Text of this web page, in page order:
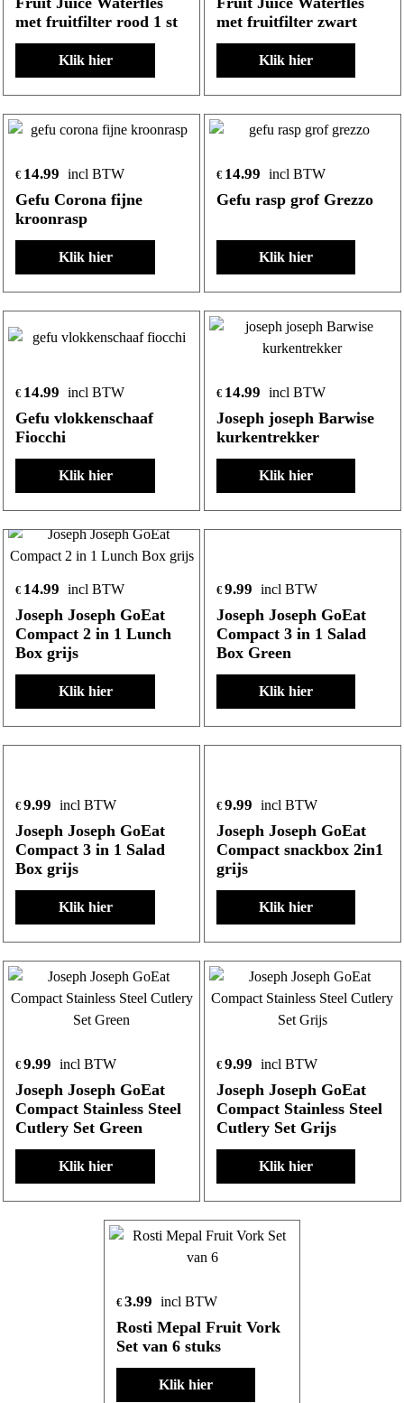
met fruitfilter rood 1 st
Klik hier
met fruitfilter zwart
Klik hier
€ 14.99 incl BTW
Gefu Corona fijne
kroonrasp
Klik hier
€ 14.99 incl BTW
Gefu rasp grof Grezzo
Klik hier
€ 14.99 incl BTW
Gefu vlokkenschaaf
Fiocchi
Klik hier
€ 14.99 incl BTW
Joseph joseph Barwise
kurkentrekker
Klik hier
€ 14.99 incl BTW
Joseph Joseph GoEat
Compact 2 in 1 Lunch
Box grijs
Klik hier
€ 9.99 incl BTW
Joseph Joseph GoEat
Compact 3 in 1 Salad
Box Green
Klik hier
€ 9.99 incl BTW
Joseph Joseph GoEat
Compact 3 in 1 Salad
Box grijs
Klik hier
€ 9.99 incl BTW
Joseph Joseph GoEat
Compact snackbox 2in1
grijs
Klik hier
€ 9.99 incl BTW
Joseph Joseph GoEat
Compact Stainless Steel
Cutlery Set Green
Klik hier
€ 9.99 incl BTW
Joseph Joseph GoEat
Compact Stainless Steel
Cutlery Set Grijs
Klik hier
€ 3.99 incl BTW
Rosti Mepal Fruit Vork
Set van 6 stuks
Klik hier